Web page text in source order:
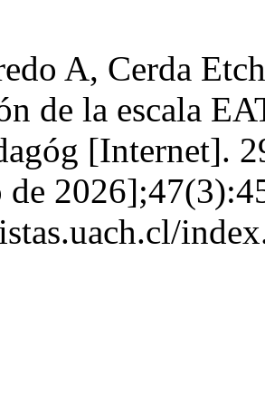
A, Cerda
de la escala
[Internet].
de